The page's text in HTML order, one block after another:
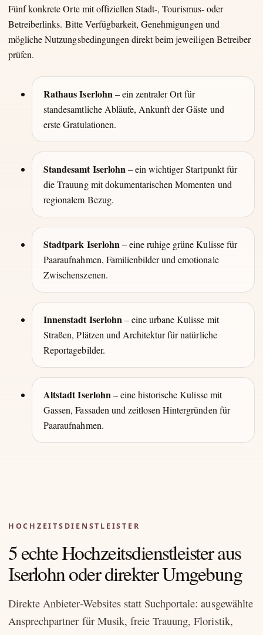
Fünf konkrete Orte mit offiziellen Stadt-, Tourismus- oder
Betreiberlinks. Bitte Verfügbarkeit, Genehmigungen und
mögliche Nutzungsbedingungen direkt beim jeweiligen Betreiber
prüfen.
Rathaus Iserlohn– ein zentraler Ort für
standesamtliche Abläufe, Ankunft der Gäste und
erste Gratulationen.
Standesamt Iserlohn– ein wichtiger Startpunkt für
die Trauung mit dokumentarischen Momenten und
regionalem Bezug.
Stadtpark Iserlohn– eine ruhige grüne Kulisse für
Paaraufnahmen, Familienbilder und emotionale
Zwischenszenen.
Innenstadt Iserlohn– eine urbane Kulisse mit
Straßen, Plätzen und Architektur für natürliche
Reportagebilder.
Altstadt Iserlohn– eine historische Kulisse mit
Gassen, Fassaden und zeitlosen Hintergründen für
Paaraufnahmen.
HOCHZEITSDIENSTLEISTER
5 echte Hochzeitsdienstleister aus
Iserlohn oder direkter Umgebung
Direkte Anbieter-Websites statt Suchportale: ausgewählte
Ansprechpartner für Musik, freie Trauung, Floristik,